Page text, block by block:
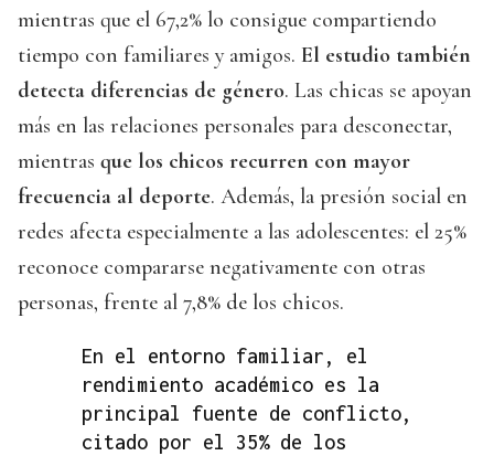
mientras que el 67,2% lo consigue compartiendo
tiempo con familiares y amigos. El estudio también
detecta diferencias de género. Las chicas se apoyan
más en las relaciones personales para desconectar,
mientras que los chicos recurren con mayor
frecuencia al deporte. Además, la presión social en
redes afecta especialmente a las adolescentes: el 25%
reconoce compararse negativamente con otras
personas, frente al 7,8% de los chicos.
En el entorno familiar, el
rendimiento académico es la
principal fuente de conflicto,
citado por el 35% de los